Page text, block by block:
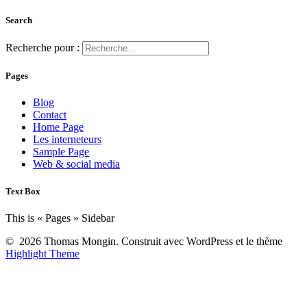
Search
Recherche pour :
Pages
Blog
Contact
Home Page
Les interneteurs
Sample Page
Web & social media
Text Box
This is « Pages » Sidebar
© 2026 Thomas Mongin. Construit avec WordPress et le thème
Highlight Theme